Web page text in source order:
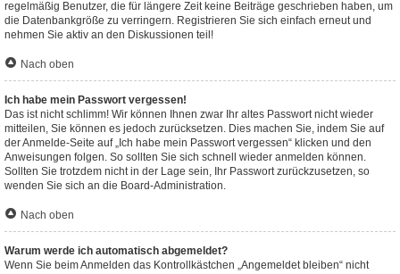
regelmäßig Benutzer, die für längere Zeit keine Beiträge geschrieben haben, um
die Datenbankgröße zu verringern. Registrieren Sie sich einfach erneut und
nehmen Sie aktiv an den Diskussionen teil!
Nach oben
Ich habe mein Passwort vergessen!
Das ist nicht schlimm! Wir können Ihnen zwar Ihr altes Passwort nicht wieder
mitteilen, Sie können es jedoch zurücksetzen. Dies machen Sie, indem Sie auf
der Anmelde-Seite auf „Ich habe mein Passwort vergessen“ klicken und den
Anweisungen folgen. So sollten Sie sich schnell wieder anmelden können.
Sollten Sie trotzdem nicht in der Lage sein, Ihr Passwort zurückzusetzen, so
wenden Sie sich an die Board-Administration.
Nach oben
Warum werde ich automatisch abgemeldet?
Wenn Sie beim Anmelden das Kontrollkästchen „Angemeldet bleiben“ nicht